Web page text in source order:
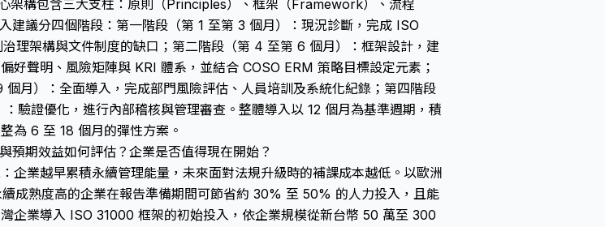
架構包含三大支柱：原則（Principles）、框架（Framework）、流程
建議分四個階段：第一階段（第 1 至第 3 個月）：現況診斷，完成 ISO
理架構與文件制度的缺口；第二階段（第 4 至第 6 個月）：框架設計，建
好聲明、風險矩陣與 KRI 體系，並結合 COSO ERM 策略目標設定元素；
月）：全面導入，完成部門風險評估、人員培訓及系統化紀錄；第四階段
：驗證優化，進行內部稽核與管理審查。整體導入以 12 個月為基準週期，積
為 6 至 18 個月的彈性方案。
預期效益如何評估？企業是否值得現在開始？
企業越早累積永續管理能量，未來面對法規升級時的補課成本越低。以歐洲
成熟度高的企業在報告準備期間可節省約 30% 至 50% 的人力投入，且能
企業導入 ISO 31000 框架的初始投入，依企業規模從新台幣 50 萬至 300